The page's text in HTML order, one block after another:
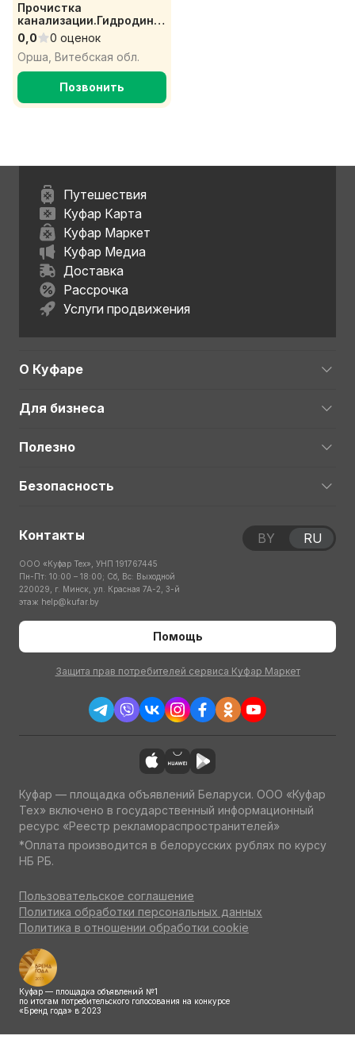
Прочистка
канализации.Гидродина
мика
0,0
0 оценок
Орша, Витебская обл.
Позвонить
Путешествия
Куфар Карта
Куфар Маркет
Куфар Медиа
Доставка
Рассрочка
Услуги продвижения
О Куфаре
Для бизнеса
Полезно
Безопасность
Контакты
ООО «Куфар Тех», УНП 191767445
Пн-Пт: 10:00 – 18:00; Сб, Вс: Выходной
220029, г. Минск, ул. Красная 7А-2, 3-й
этаж help@kufar.by
Помощь
Защита прав потребителей сервиса Куфар Маркет
BY RU
Куфар — площадка объявлений Беларуси. ООО «Куфар
Тех» включено в государственный информационный
ресурс «Реестр рекламораспространителей»
*Оплата производится в белорусских рублях по курсу
НБ РБ.
Пользовательское соглашение
Политика обработки персональных данных
Политика в отношении обработки cookie
Куфар — площадка объявлений №1
по итогам потребительского голосования на конкурсе
«Бренд года» в 2023